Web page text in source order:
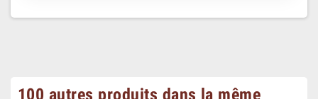
100 autres produits dans la même